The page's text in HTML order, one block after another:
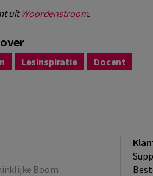
uitWoordenstroom.
Lesinspiratie Docent
Boom